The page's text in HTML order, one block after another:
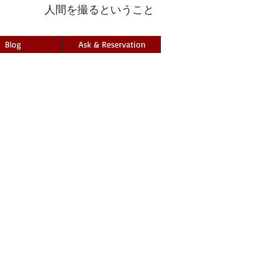
人間を撮るということ
Blog Ask & Reservation